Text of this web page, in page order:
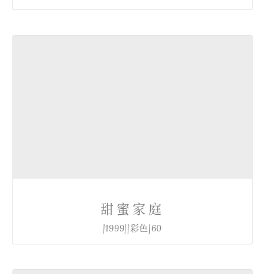
甜蜜家庭
|1999||彩色|60